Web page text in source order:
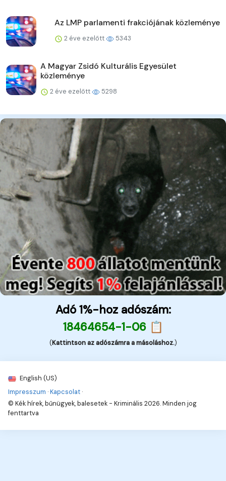
Az LMP parlamenti frakciójának közleménye
2 éve ezelőtt 5343
A Magyar Zsidó Kulturális Egyesület
közleménye
2 éve ezelőtt 5298
Adó 1%-hoz adószám:
18464654-1-06 📋
(Kattintson az adószámra a másoláshoz.)
English (US)
Impresszum ·Kapcsolat ·
© Kék hírek, bűnügyek, balesetek - Kriminális 2026. Minden jog
fenttartva